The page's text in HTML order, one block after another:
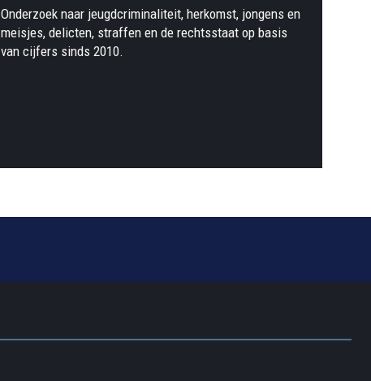
Onderzoek naar jeugdcriminaliteit, herkomst, jongens en
meisjes, delicten, straffen en de rechtsstaat op basis
van cijfers sinds 2010.